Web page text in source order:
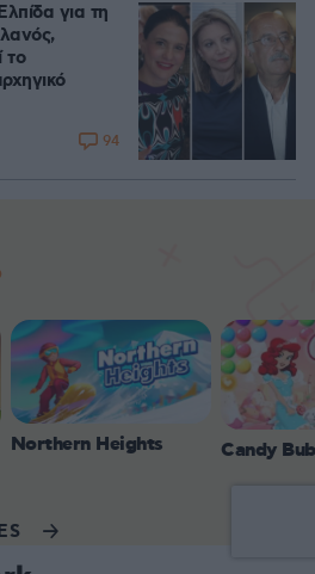
για τη
το
94
Northern Heights Candy